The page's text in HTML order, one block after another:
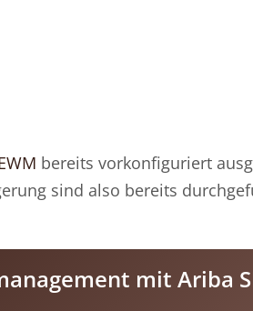
bereits vorkonfiguriert
sind also bereits
mit Ariba